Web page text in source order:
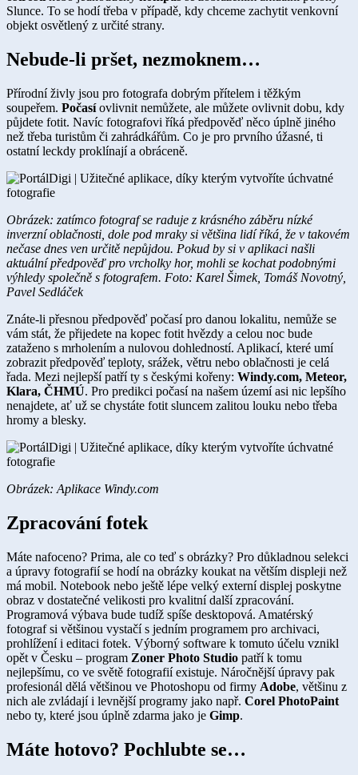
Slunce. To se hodí třeba v případě, kdy chceme zachytit venkovní
objekt osvětlený z určité strany.​
Nebude-li prš​​et, nezmoknem…
Přírodní živly jsou pro fotografa dobrým přítelem i těžkým
soupeřem. Počasí ovlivnit nemůžete, ale můžete ovlivnit dobu, kdy
půjdete fotit. Navíc fotografovi říká předpověď něco úplně jiného
než třeba turistům či zahrádkářům. Co je pro prvního úžasné, ti
ostatní leckdy proklínají a obráceně. ​
Obrázek: zatímco fotograf se raduje z krásného záběru nízké
inverzní oblačnosti, dole pod mraky si většina lidí říká, že v takovém
nečase dnes ven určitě nepůjdou. Pokud by si v aplikaci našli
aktuální předpověď pro vrcholky hor, mohli se kochat podobnými
výhledy společně s fotografem. Foto: Karel Šimek, Tomáš Novotný,
Pavel Sedláček
Znáte-li přesnou předpověď počasí pro danou lokalitu, nemůže se
vám stát, že přijedete na kopec fotit hvězdy a celou noc bude
zataženo s mrholením a nulovou dohledností. Aplikací, které umí
zobrazit předpověď teploty, srážek, větru nebo oblačnosti je celá
řada. Mezi nejlepší patří ty s českými kořeny: Windy.com, Meteor,
Klara, ČHMÚ. Pro predikci počasí na našem území asi nic lepšího
nenajdete, ať už se chystáte fotit sluncem zalitou louku nebo třeba
hromy a blesky.
Obrázek: Aplikace Windy.com​
Zpraco​vání fotek
Máte nafoceno? Prima, ale co teď s obrázky? Pro důkladnou selekci
a úpravy fotografií se hodí na obrázky koukat na větším displeji než
má mobil. Notebook nebo ještě lépe velký externí displej poskytne
obraz v dostatečné velikosti pro kvalitní další zpracování.
Programová výbava bude tudíž spíše desktopová. Amatérský
fotograf si většinou vystačí s jedním programem pro archivaci,
prohlížení i editaci fotek. Výborný software k tomuto účelu vznikl
opět v Česku – program Zoner Photo Studio patří k tomu
nejlepšímu, co ve světě fotografií existuje. Náročnější úpravy pak
profesionál dělá většinou ve Photoshopu od firmy Adobe, většinu z
nich ale zvládají i levnější programy jako např. Corel PhotoPaint
nebo ty, které jsou úplně zdarma jako je Gimp.​
Máte hotovo?​ Pochlubte se…